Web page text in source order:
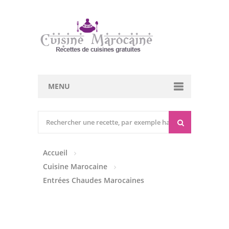
MENU
Entrées Froides
Tajines
Accueil
Cuisine Marocaine
Entrées Chaudes Marocaines